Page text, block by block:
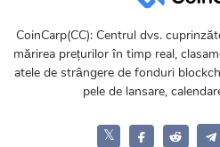
CoinCarp(CC): Centrul dvs.
mărirea prețurilor în timp real,
atele de strângere de fonduri
pele de lansare,
𝕏